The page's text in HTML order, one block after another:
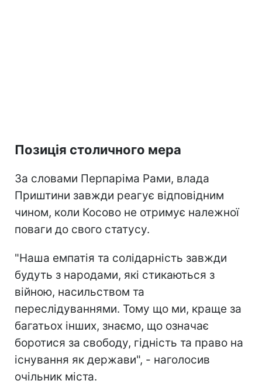
Позиція столичного мера
За словами Перпаріма Рами, влада
Приштини завжди реагує відповідним
чином, коли Косово не отримує належної
поваги до свого статусу.
"Наша емпатія та солідарність завжди
будуть з народами, які стикаються з
війною, насильством та
переслідуваннями. Тому що ми, краще за
багатьох інших, знаємо, що означає
боротися за свободу, гідність та право на
існування як держави", - наголосив
очільник міста.